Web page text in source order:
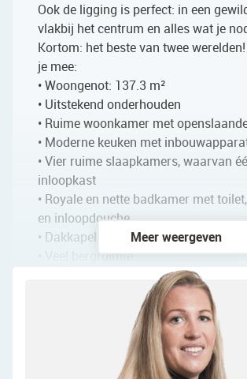
Ook de ligging is perfect: in een
vlakbij het centrum en alles wat je
Kortom: het beste van twee
je mee:
• Woongenot: 137.3 m²
• Uitstekend onderhouden
• Ruime woonkamer met
• Moderne keuken met
• Vier ruime slaapkamers, waarvan
inloopkast
• Royale en nette badkamer met
en inloopdouche
• Dakkapel aan de voor- en achterzijde
• Veel bergruimte
• Diepe achtertuin op het noordoosten
• Houten berging in de tuin
Indeling van de woning
Meer weergeven